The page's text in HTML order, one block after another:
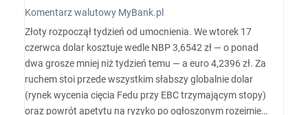
Komentarz walutowy MyBank.pl
Złoty rozpoczął tydzień od umocnienia. We wtorek 17
czerwca dolar kosztuje wedle NBP 3,6542 zł — o ponad
dwa grosze mniej niż tydzień temu — a euro 4,2396 zł. Za
ruchem stoi przede wszystkim słabszy globalnie dolar
(rynek wycenia cięcia Fedu przy EBC trzymającym stopy)
oraz powrót apetytu na ryzyko po ogłoszonym rozejmie